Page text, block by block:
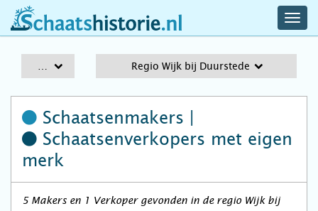
schaatshistorie.nl
Regio Wijk bij Duurstede
Schaatsenmakers |
Schaatsenverkopers met eigen
merk
5 Makers en 1 Verkoper gevonden in de regio Wijk bij